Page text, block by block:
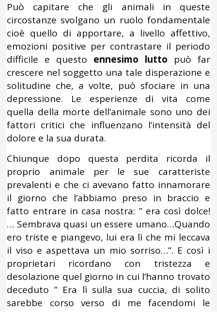
Può capitare che gli animali in queste
circostanze svolgano un ruolo fondamentale
cioè quello di apportare, a livello affettivo,
emozioni positive per contrastare il periodo
difficile e questo ennesimo lutto può far
crescere nel soggetto una tale disperazione e
solitudine che, a volte, può sfociare in una
depressione. Le esperienze di vita come
quella della morte dell’animale sono uno dei
fattori critici che influenzano l’intensità del
dolore e la sua durata.
Chiunque dopo questa perdita ricorda il
proprio animale per le sue caratteriste
prevalenti e che ci avevano fatto innamorare
il giorno che l’abbiamo preso in braccio e
fatto entrare in casa nostra: ” era così dolce!
… Sembrava quasi un essere umano…Quando
ero triste e piangevo, lui era lì che mi leccava
il viso e aspettava un mio sorriso…”. E così i
proprietari ricordano con tristezza e
desolazione quel giorno in cui l’hanno trovato
deceduto ” Era lì sulla sua cuccia, di solito
sarebbe corso verso di me facendomi le